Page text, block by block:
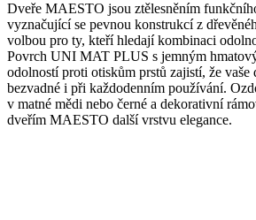
Dveře MAESTO jsou ztělesněním
vyznačující se pevnou konstrukcí z
volbou pro ty, kteří hledají kombinaci
Povrch UNI MAT PLUS s jemným
odolností proti otiskům prstů zajistí, že vaše
bezvadné i při každodenním používání.
v matné mědi nebo černé a dekorativní
dveřím MAESTO další vrstvu elegance.